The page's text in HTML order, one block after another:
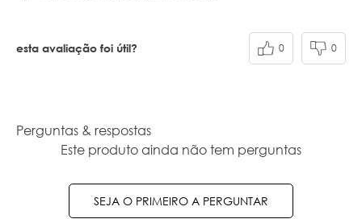
esta avaliação foi útil? 0 0
Perguntas & respostas
Este produto ainda não tem perguntas
SEJA O PRIMEIRO A PERGUNTAR